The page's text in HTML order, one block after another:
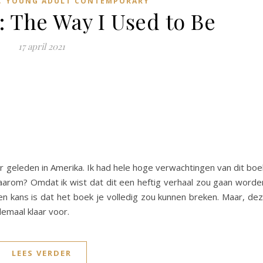
Way I Used to Be
17 april 2021
in Amerika. Ik had hele hoge verwachtingen van dit
Omdat ik wist dat dit een heftig verhaal zou gaan
kans is dat het boek je volledig zou kunnen breken. Maar,
klaar voor.
LEES VERDER